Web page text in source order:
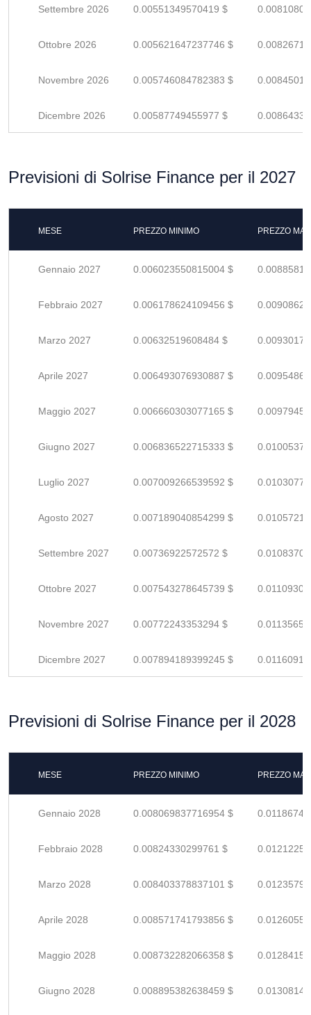
Settembre 2026 0.00551349570419 $
Ottobre 2026 0.005621647237746 $
Novembre 2026 0.005746084782383 $
Dicembre 2026 0.00587749455977 $
Previsioni di Solrise Finance per il 2027
MESE PREZZO MINIMO PREZZO
Gennaio 2027 0.006023550815004 $
Febbraio 2027 0.006178624109456 $
Marzo 2027 0.00632519608484 $
Aprile 2027 0.006493076930887 $
Maggio 2027 0.006660303077165 $
Giugno 2027 0.006836522715333 $
Luglio 2027 0.007009266539592 $
Agosto 2027 0.007189040854299 $
Settembre 2027 0.00736922572572 $
Ottobre 2027 0.007543278645739 $
Novembre 2027 0.00772243353294 $
Dicembre 2027 0.007894189399245 $
Previsioni di Solrise Finance per il 2028
MESE PREZZO MINIMO PREZZO
Gennaio 2028 0.008069837716954 $
Febbraio 2028 0.00824330299761 $
Marzo 2028 0.008403378837101 $
Aprile 2028 0.008571741793856 $
Maggio 2028 0.008732282066358 $
Giugno 2028 0.008895382638459 $